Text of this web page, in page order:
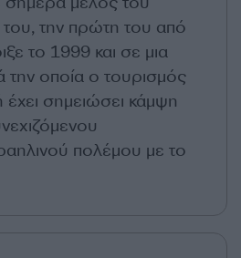
την πρώτη του από
το 1999 και σε μια
την οποία ο τουρισμός
έχει σημειώσει κάμψη
πολέμου με το